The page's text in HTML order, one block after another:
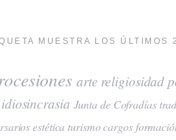
MUESTRA LOS ÚLTIMOS
arte religiosidad
idiosincrasia Junta de Cofradías
estética turismocargos